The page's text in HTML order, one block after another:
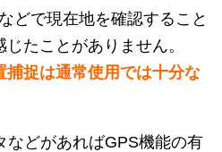
どで現在地を確認すること
たことがありません。
捉は通常使用では十分な
などがあればGPS機能の有